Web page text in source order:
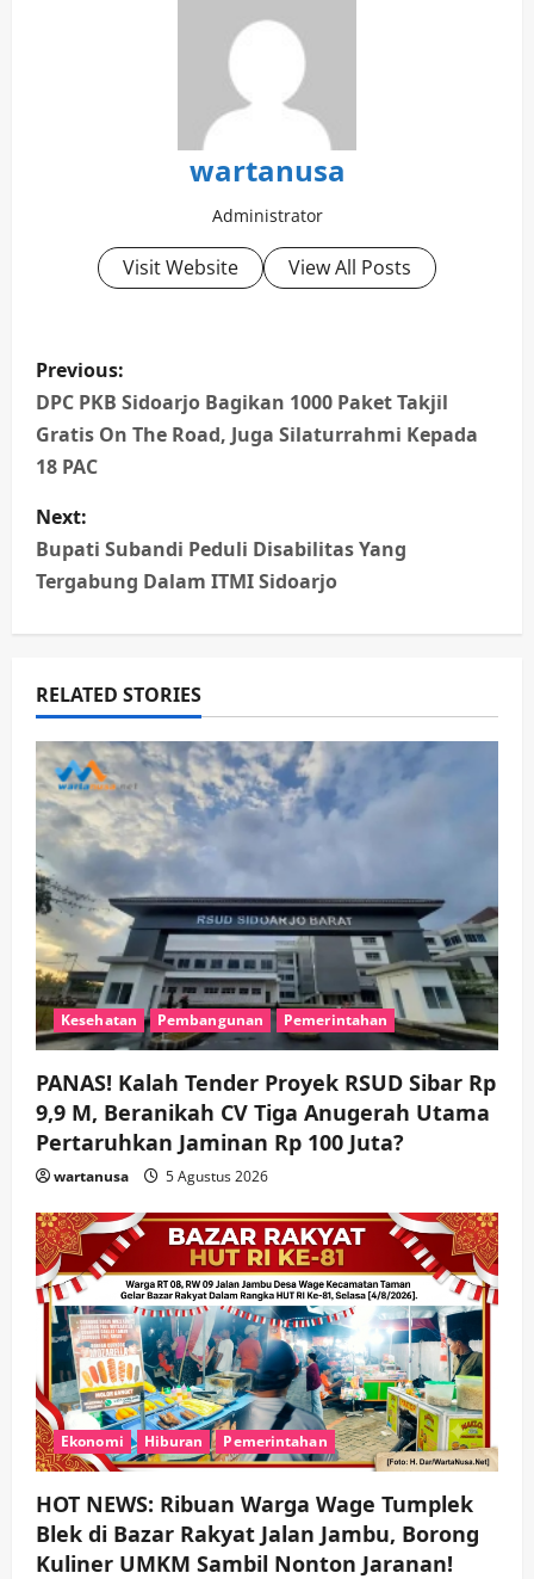
wartanusa
Administrator
Visit Website View All Posts
P
o
s
t
n
i
g
a
t
i
o
n
Previous:
DPC PKB Sidoarjo Bagikan 1000 Paket Takjil
Gratis On The Road, Juga Silaturrahmi Kepada
18 PAC
Next:
Bupati Subandi Peduli Disabilitas Yang
Tergabung Dalam ITMI Sidoarjo
RELATED STORIES
Kesehatan Pembangunan Pemerintahan
PANAS! Kalah Tender Proyek RSUD Sibar Rp
9,9 M, Beranikah CV Tiga Anugerah Utama
Pertaruhkan Jaminan Rp 100 Juta?
wartanusa 5 Agustus 2026
Ekonomi Hiburan Pemerintahan
HOT NEWS: Ribuan Warga Wage Tumplek
Blek di Bazar Rakyat Jalan Jambu, Borong
Kuliner UMKM Sambil Nonton Jaranan!